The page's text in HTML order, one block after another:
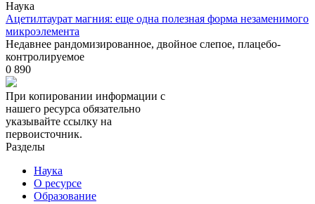
Наука
Ацетилтаурат магния: еще одна полезная форма незаменимого
микроэлемента
Недавнее рандомизированное, двойное слепое, плацебо-
контролируемое
0 890
При копировании информации с
нашего ресурса обязательно
указывайте ссылку на
первоисточник.
Разделы
Наука
О ресурсе
Образование